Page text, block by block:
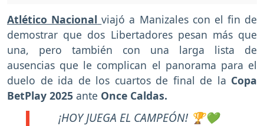
Atlético Nacional viajó a Manizales con el fin de
demostrar que dos Libertadores pesan más que
una, pero también con una larga lista de
ausencias que le complican el panorama para el
duelo de ida de los cuartos de final de la Copa
BetPlay 2025 ante Once Caldas.
¡HOY JUEGA EL CAMPEÓN! 🏆💚